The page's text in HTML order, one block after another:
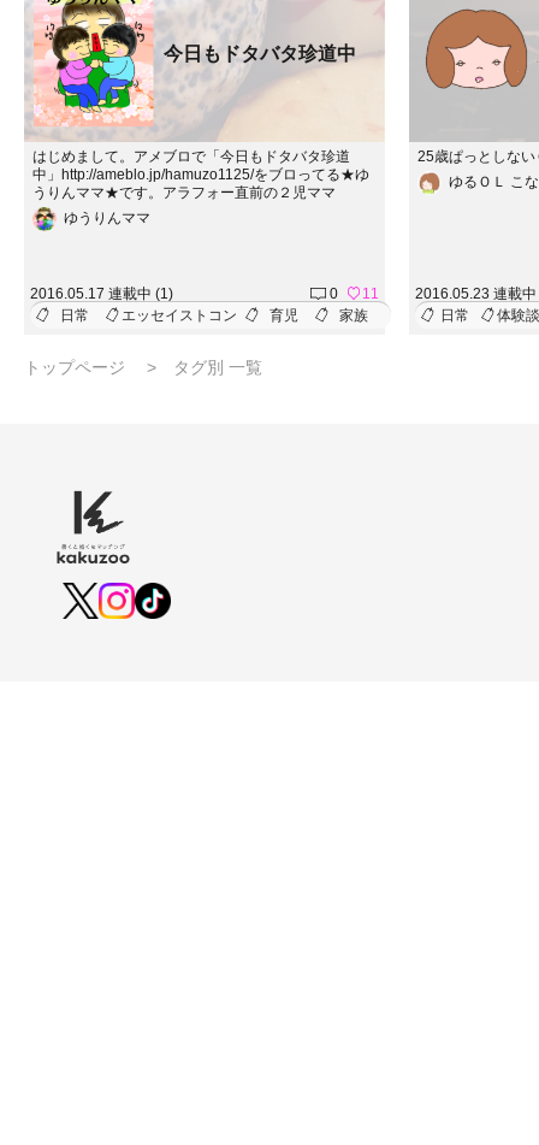
今日もドタバタ珍道中
はじめまして。アメブロで「今日もドタバタ珍道
中」http://ameblo.jp/hamuzo1125/をブロってる★ゆ
うりんママ★です。アラフォー直前の２児ママ
ゆうりんママ
2016.05.17 連載中 (1) 0
11
日常
エッセイストコン 育児 家族
25歳ぱっとしな
ゆるＯＬ こ
2016.05.23 連載
日常
体験談
トップページ タグ別 一覧